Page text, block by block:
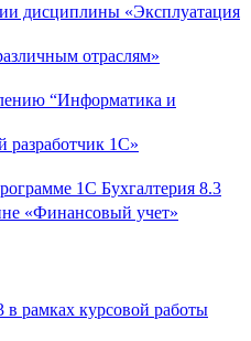
дисциплины «Эксплуатация
отраслям»
“Информатика и
разработчик 1С»
1С Бухгалтерия 8.3
«Финансовый учет»
рамках курсовой работы